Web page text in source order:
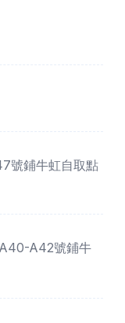
號鋪牛虹自取點
A42號鋪牛